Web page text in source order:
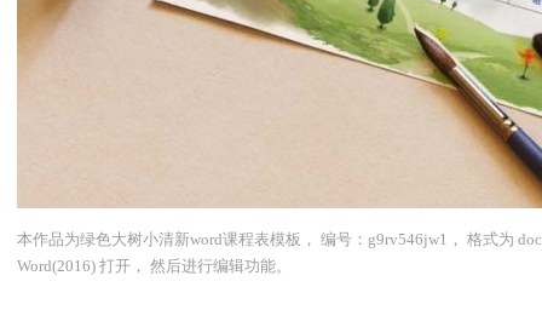
本作品为绿色大树小清新word课程表模板， 编号：g9rv546jw1， 格式为
Word(2016) 打开， 然后进行编辑功能。